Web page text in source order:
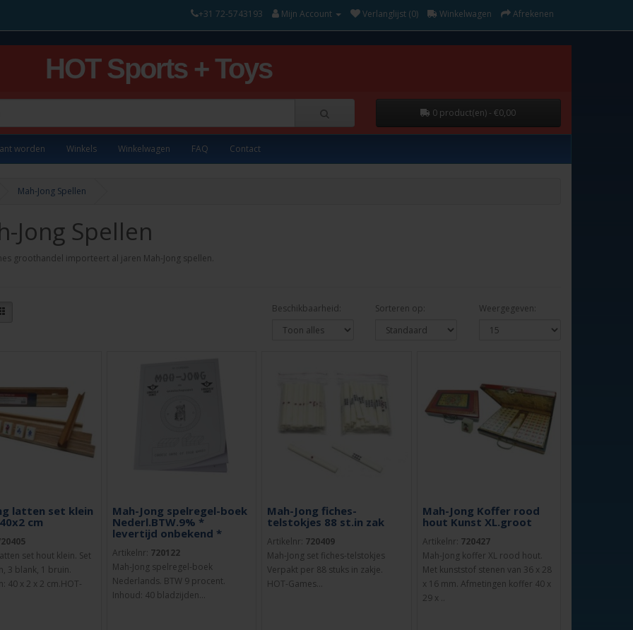
+31 72-5743193 Mijn Account Verlanglijst (0) Winkelwagen Afrekenen
HOT Sports + Toys
0 product(en) - €0,00
worden Winkels Winkelwagen FAQ Contact
Mah-Jong Spellen
Jong Spellen
groothandel importeert al jaren Mah-Jong spellen.
Beschikbaarheid: Sorteren op: Weergegeven:
latten set klein
cm
set hout klein. Set
3 blank, 1 bruin.
40 x 2 x 2 cm.HOT-
Mah-Jong spelregel-boek
Nederl.BTW.9% *
levertijd onbekend *
Artikelnr: 720122
Mah-Jong spelregel-boek
Nederlands. BTW 9 procent.
Inhoud: 40 bladzijden...
Mah-Jong fiches-
telstokjes 88 st.in zak
Artikelnr: 720409
Mah-Jong set fiches-telstokjes
Verpakt per 88 stuks in zakje.
HOT-Games...
Mah-Jong Koffer rood
hout Kunst XL.groot
Artikelnr: 720427
Mah-Jong koffer XL rood hout.
Met kunststof stenen van 36 x 28
x 16 mm. Afmetingen koffer 40 x
29 x ..